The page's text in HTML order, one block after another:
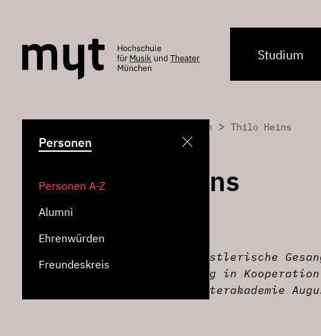
Personen
Personen A-Z
Alumni
Ehrenwürden
Freundeskreis
Studium
Personen > Thilo Heins
Thilo Heins
Lehrbeauftragter für
Institut für künstlerische
Theaterausbildung in
Bayerischen Theaterakademie